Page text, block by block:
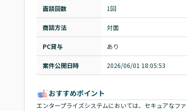
面談回数 1回
商談方法 対面
PC貸与 あり
案件公開日時 2026/06/01 18:05:53
おすすめポイント
エンタープライズシステムにおいては、セキュアなフ